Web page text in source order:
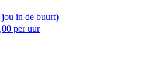
in de buurt)
per uur